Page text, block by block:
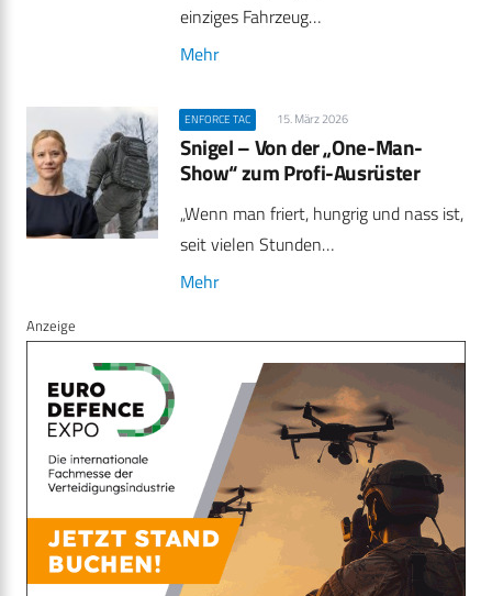
einziges Fahrzeug…
Mehr
ENFORCE TAC 15. März 2026
Snigel – Von der „One-Man-
Show“ zum Profi-Ausrüster
„Wenn man friert, hungrig und nass ist,
seit vielen Stunden…
Mehr
Anzeige